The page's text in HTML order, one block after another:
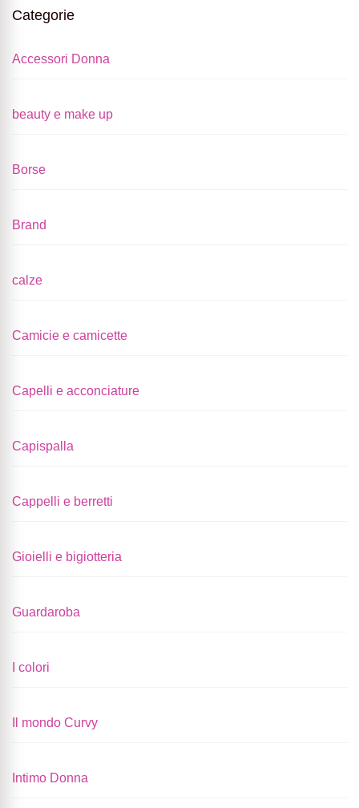
Categorie
Accessori Donna
beauty e make up
Borse
Brand
calze
Camicie e camicette
Capelli e acconciature
Capispalla
Cappelli e berretti
Gioielli e bigiotteria
Guardaroba
I colori
Il mondo Curvy
Intimo Donna